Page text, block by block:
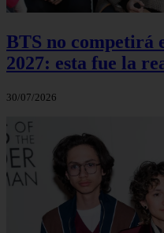
BTS no competirá
2027: esta fue la
30/07/2026